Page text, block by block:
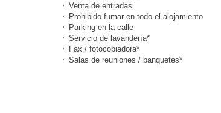
Venta de entradas
Prohibido fumar en todo el alojamiento
Parking en la calle
Servicio de lavandería*
Fax / fotocopiadora*
Salas de reuniones / banquetes*